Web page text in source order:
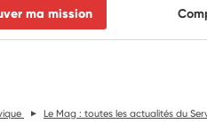
ma mission
Le Mag : toutes les actualités du